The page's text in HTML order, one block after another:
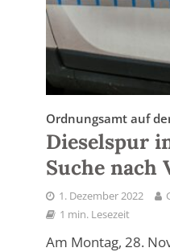
Ordnungsamt auf
Dieselspur
Suche nach
1. Dezember 2022
1 min. Lesezeit
Am Montag, 28.